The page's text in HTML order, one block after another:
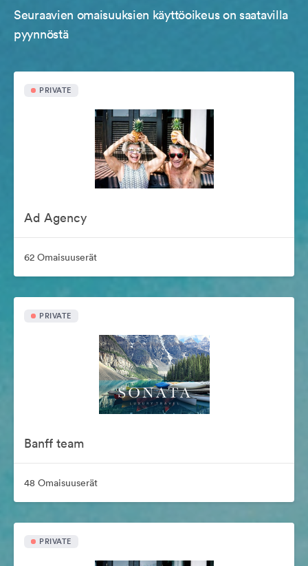
Seuraavien omaisuuksien käyttöoikeus on saatavilla
pyynnöstä
PRIVATE
Ad Agency
62 Omaisuuserät
PRIVATE
Banff team
48 Omaisuuserät
PRIVATE